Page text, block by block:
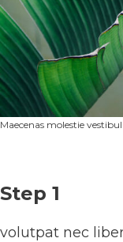
Maecenas molestie
Step 1
volutpat nec